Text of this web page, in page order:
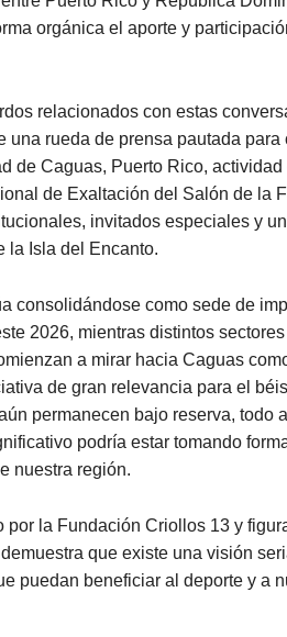
orgánica el aporte y
relacionados con estas
una rueda de prensa pautada
de Caguas, Puerto Rico,
de Exaltación del Salón de la
invitados especiales y
la Isla del Encanto.
consolidándose como sede de
2026, mientras distintos
a mirar hacia Caguas
de gran relevancia para el
permanecen bajo reserva, todo
podría estar tomando
nuestra región.
por la Fundación Criollos 13 y
que existe una visión
puedan beneficiar al deporte y a